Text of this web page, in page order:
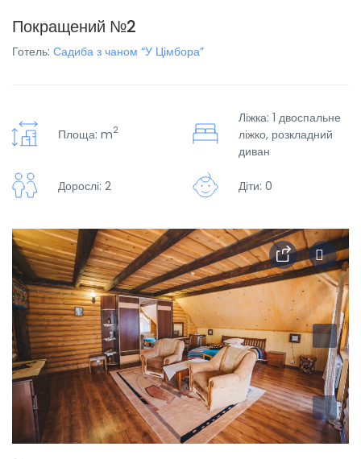
Покращений №2
Готель: Садиба з чаном “У Цімбора”
Площа: m2
Ліжка: 1 двоспальне
ліжко, розкладний
диван
Дорослі: 2 Діти: 0